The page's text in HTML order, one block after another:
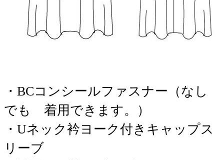
・BCコンシールファスナー（なし
でも 着用できます。）
・Uネック衿ヨーク付きキャップス
リーブ